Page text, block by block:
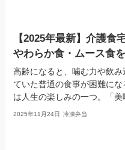
【2025年最新】介護食
やわらか食・ムース食
高齢になると、噛む力や飲
ていた普通の食事が困難に
は人生の楽しみの一つ。「
2025年11月24日 冷凍弁当